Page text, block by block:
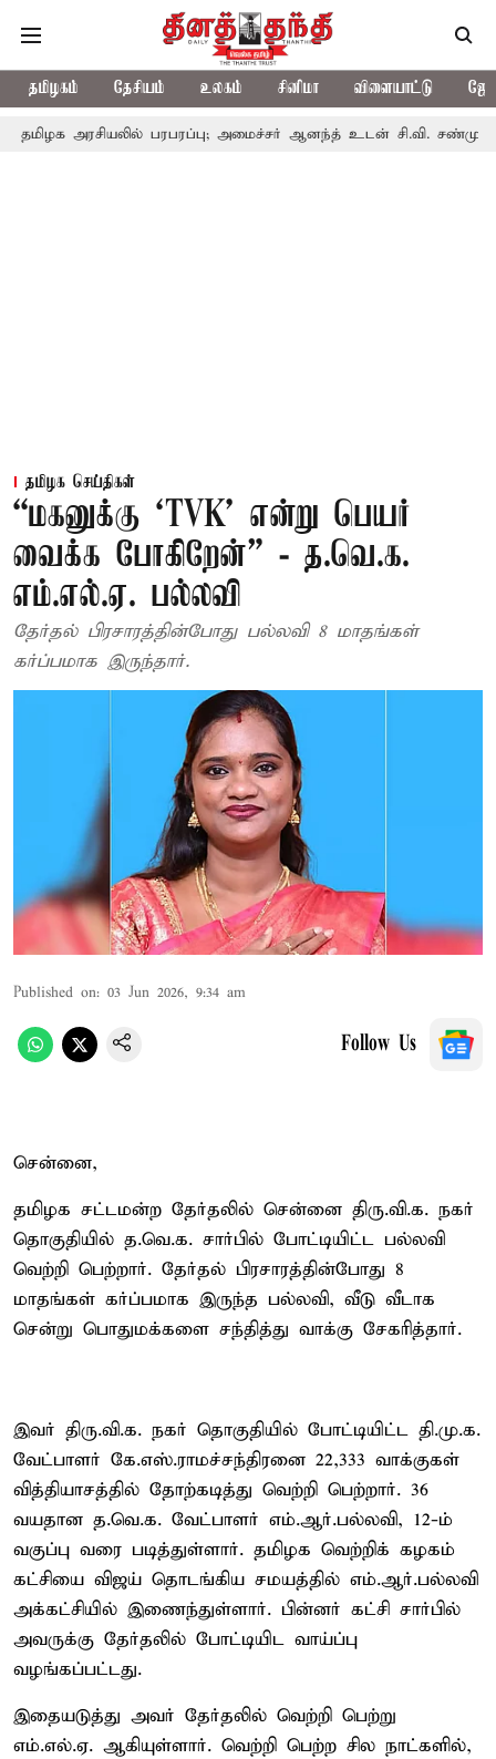
தமிழகம் தேசியம் உலகம் சினிமா விளையாட்டு
பரபரப்பு; அமைச்சர் ஆனந்த் உடன் சி.வி. சண்முகம், வேலுமணி
தமிழக செய்திகள்
“மகனுக்கு ‘TVK’ என்று பெயர்
வைக்க போகிறேன்” - த.வெ.க.
எம்.எல்.ஏ. பல்லவி
தேர்தல் பிரசாரத்தின்போது பல்லவி 8 மாதங்கள்
கர்ப்பமாக இருந்தார்.
Published on: 03 Jun 2026, 9:34 am
Follow Us
சென்னை,
தமிழக சட்டமன்ற தேர்தலில் சென்னை திரு.வி.க. நகர்
தொகுதியில் த.வெ.க. சார்பில் போட்டியிட்ட பல்லவி
வெற்றி பெற்றார். தேர்தல் பிரசாரத்தின்போது 8
மாதங்கள் கர்ப்பமாக இருந்த பல்லவி, வீடு வீடாக
சென்று பொதுமக்களை சந்தித்து வாக்கு சேகரித்தார்.
இவர் திரு.வி.க. நகர் தொகுதியில் போட்டியிட்ட தி.மு.க.
வேட்பாளர் கே.எஸ்.ராமச்சந்திரனை 22,333 வாக்குகள்
வித்தியாசத்தில் தோற்கடித்து வெற்றி பெற்றார். 36
வயதான த.வெ.க. வேட்பாளர் எம்.ஆர்.பல்லவி, 12-ம்
வகுப்பு வரை படித்துள்ளார். தமிழக வெற்றிக் கழகம்
கட்சியை விஜய் தொடங்கிய சமயத்தில் எம்.ஆர்.பல்லவி
அக்கட்சியில் இணைந்துள்ளார். பின்னர் கட்சி சார்பில்
அவருக்கு தேர்தலில் போட்டியிட வாய்ப்பு
வழங்கப்பட்டது.
இதையடுத்து அவர் தேர்தலில் வெற்றி பெற்று
எம்.எல்.ஏ. ஆகியுள்ளார். வெற்றி பெற்ற சில நாட்களில்,